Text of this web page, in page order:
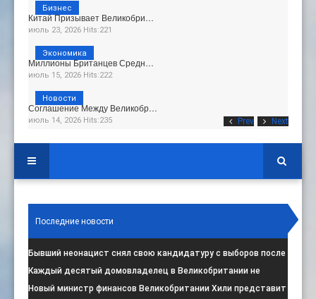
Prev Next
Китай Призывает Великобри…
июль 23, 2026 Hits:221
Бизнес
Миллионы Британцев Средн…
июль 15, 2026 Hits:222
Экономика
Соглашение Между Великобр…
июль 14, 2026 Hits:235
Новости
Последние новости
Бывший неонацист снял свою кандидатуру с выборов после
негативной реакции общест:
Каждый десятый домовладелец в Великобритании не
намерен соблюдать запрет на испо:
Новый министр финансов Великобритании Хили представит